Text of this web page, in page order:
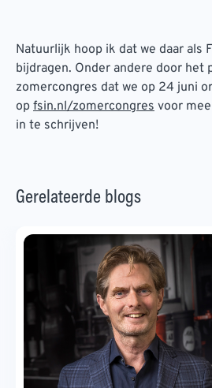
Natuurlijk hoop ik dat we daar als
bijdragen. Onder andere door het
zomercongres dat we op 24 juni
op fsin.nl/zomercongres voor
in te schrijven!
Gerelateerde blogs